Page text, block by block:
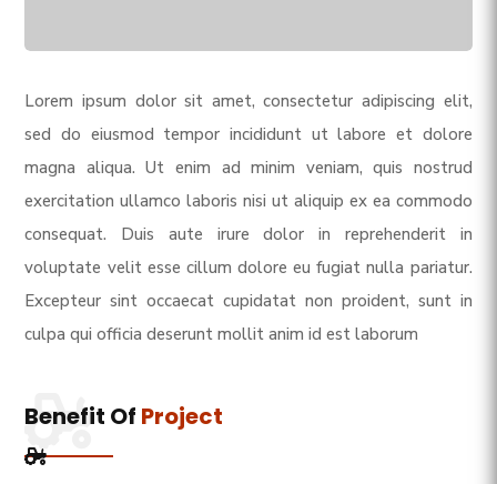
Lorem ipsum dolor sit amet, consectetur adipiscing elit,
sed do eiusmod tempor incididunt ut labore et dolore
magna aliqua. Ut enim ad minim veniam, quis nostrud
exercitation ullamco laboris nisi ut aliquip ex ea commodo
consequat. Duis aute irure dolor in reprehenderit in
voluptate velit esse cillum dolore eu fugiat nulla pariatur.
Excepteur sint occaecat cupidatat non proident, sunt in
culpa qui officia deserunt mollit anim id est laborum
Benefit Of Project